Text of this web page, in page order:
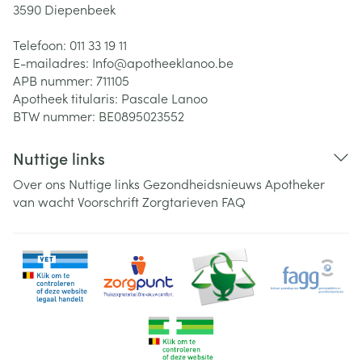
3590 Diepenbeek
Telefoon: 011 33 19 11
E-mailadres: Info@apotheeklanoo.be
APB nummer: 711105
Apotheek titularis: Pascale Lanoo
BTW nummer: BE0895023552
Nuttige links
Over ons Nuttige links Gezondheidsnieuws Apotheker
van wachtVoorschriftZorgtarieven FAQ